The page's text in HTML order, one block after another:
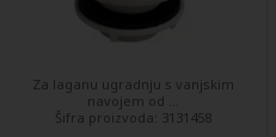
Za laganu ugradnju s vanjskim
navojem od ...
Šifra proizvoda: 3131458